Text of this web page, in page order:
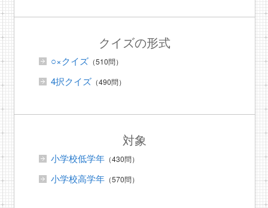
クイズの形式
○×クイズ（510問）
4択クイズ（490問）
対象
小学校低学年（430問）
小学校高学年（570問）